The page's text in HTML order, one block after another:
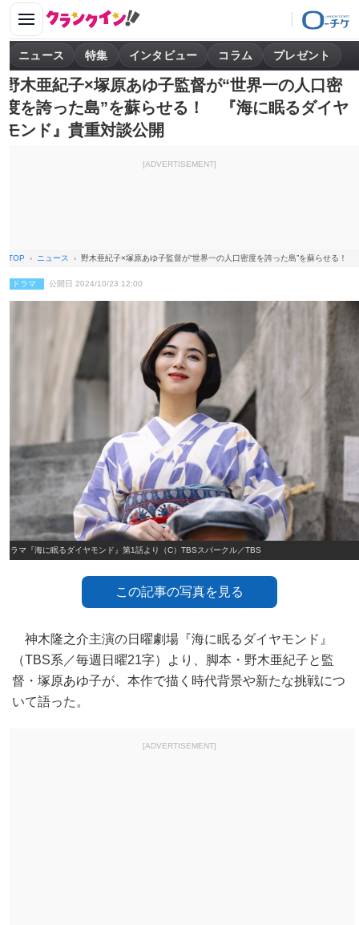
ニュース 特集 インタビュー コラム プレゼント
野木亜紀子×塚原あゆ子監督が“世界一の人口密
度を誇った島”を蘇らせる！ 『海に眠るダイヤ
モンド』貴重対談公開
[ADVERTISEMENT]
TOP ニュース 野木亜紀子×塚原あゆ子監督が“世界一の人口密度を誇った島”を蘇らせる！
ドラマ 公開日 2024/10/23 12:00
ドラマ『海に眠るダイヤモンド』第1話より（C）TBSスパークル／TBS
この記事の写真を見る
神木隆之介主演の日曜劇場『海に眠るダイヤモンド』
（TBS系／毎週日曜21字）より、脚本・野木亜紀子と監
督・塚原あゆ子が、本作で描く時代背景や新たな挑戦につ
いて語った。
[ADVERTISEMENT]